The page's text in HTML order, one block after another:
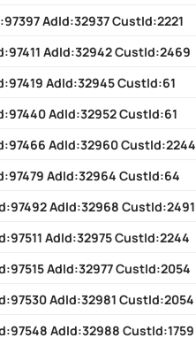
AdId:32937 CustId:2221
AdId:32942 CustId:2469
AdId:32945 CustId:61
AdId:32952 CustId:61
AdId:32960 CustId:2244
AdId:32964 CustId:64
AdId:32968 CustId:2491
AdId:32975 CustId:2244
AdId:32977 CustId:2054
AdId:32981 CustId:2054
AdId:32988 CustId:1759